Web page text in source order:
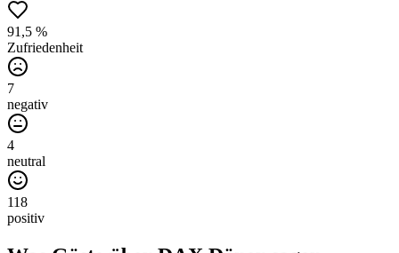
91,5 %
Zufriedenheit
7
negativ
4
neutral
118
positiv